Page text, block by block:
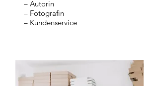
– Autorin
– Fotografin
– Kundenservice